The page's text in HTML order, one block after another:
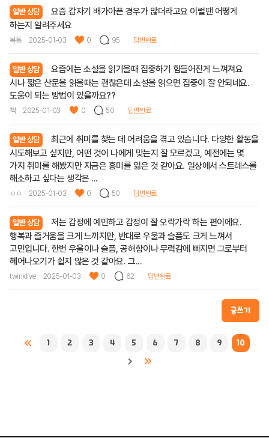
일반 상담
요즘 갑자기 배가아픈 경우가 많더라고요 이럴땐 어떻게
하는지 알려주세요
복통 2025-01-03 0 95 답변완료
일반 상담
요즘에는 소설을 읽기을때 집중하기 힘들어진게 느껴져요
시나 짧은 산문을 읽을때는 괜찮은데 소설을 읽으면 집중이 잘 안되네요.
도움이 되는 방법이 있을까요??
책 2025-01-03 0 50 답변완료
일반 상담
최근에 취미를 찾는 데 어려움을 겪고 있습니다. 다양한 활동을
시도해보고 싶지만, 어떤 것이 나에게 맞는지 잘 모르겠고, 예전에는 몇
가지 취미를 해봤지만 지금은 흥미를 잃은 것 같아요. 일상에서 스트레스를
해소하고 싶다는 생각은 ...
ㅇㅇ 2025-01-03 0 50 답변완료
일반 상담
저는 감정에 예민하고 감정이 잘 오락가락 하는 편이에요.
행복과 즐거움을 크게 느끼지만, 반대로 우울과 슬픔도 크게 느껴서
고민입니다. 한번 우울이나 슬픔, 공허함이나 무력감에 빠지면 그로부터
헤어나오기가 쉽지 않은 것 같아요. 그...
twinklive 2025-01-03 0 62 답변완료
글쓰기
1 2 3 4 5 6 7 8 9 10